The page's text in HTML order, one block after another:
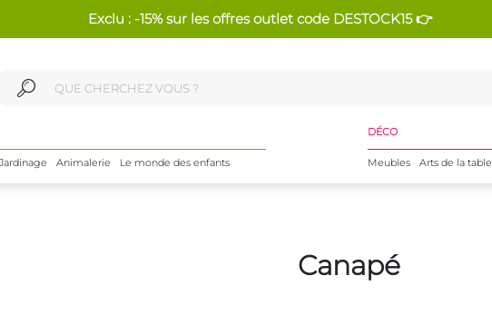
Exclu : -15% sur les offres outlet code DESTOCK15 👉
Jardinage Animalerie Le monde des enfants
DÉCO
Meubles Arts de la table
Canapé